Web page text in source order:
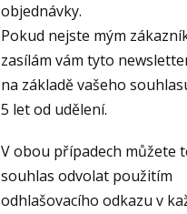
objednávky.
Pokud nejste mým
zasílám vám tyto
na základě vašeho
5 let od udělení.
V obou případech můžete
souhlas odvolat použitím
odhlašovacího odkazu v